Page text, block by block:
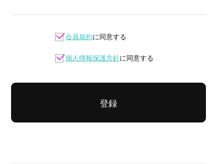
会員規約に同意する
個人情報保護方針に同意する
登録